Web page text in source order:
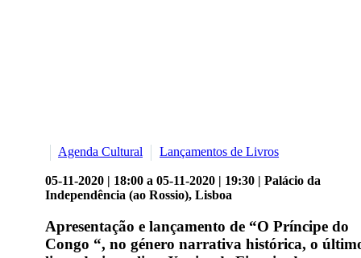
Agenda Cultural Lançamentos de Livros
05-11-2020 | 18:00 a 05-11-2020 | 19:30 | Palácio da
Independência (ao Rossio), Lisboa
Apresentação e lançamento de “O Príncipe do
Congo “, no género narrativa histórica, o